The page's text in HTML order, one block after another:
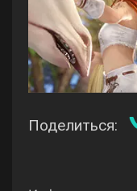
Поделиться: